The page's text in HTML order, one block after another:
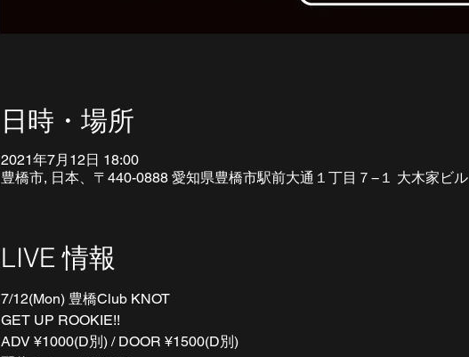
日時・場所
2021年7月12日 18:00
豊橋市, 日本、〒440-0888 愛知県豊橋市駅前大通１丁目７−１ 大木家ビル
LIVE 情報
7/12(Mon) 豊橋Club KNOT
GET UP ROOKIE!!
ADV ¥1000(D別) / DOOR ¥1500(D別)